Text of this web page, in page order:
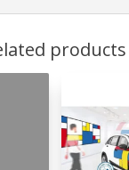
products